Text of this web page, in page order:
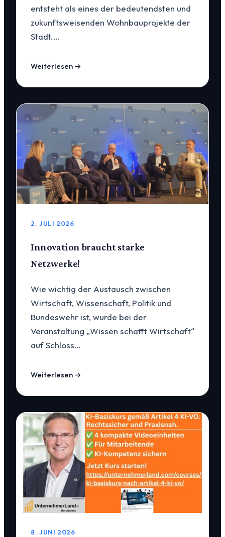
entsteht als eines der bedeutendsten und
zukunftsweisenden Wohnbauprojekte der
Stadt.…
Weiterlesen →
2. JULI 2026
Innovation braucht starke
Netzwerke!
Wie wichtig der Austausch zwischen
Wirtschaft, Wissenschaft, Politik und
Bundeswehr ist, wurde bei der
Veranstaltung „Wissen schafft Wirtschaft“
auf Schloss…
Weiterlesen →
8. JUNI 2026